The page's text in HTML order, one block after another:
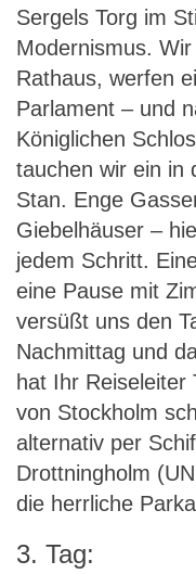
Sergels Torg im
Modernismus.
Rathaus, werfen
Parlament – und
Königlichen
tauchen wir ein in
Stan. Enge
Giebelhäuser –
jedem Schritt.
eine Pause mit
versüßt uns den
Nachmittag und
hat Ihr Reiseleiter
von Stockholm
alternativ per
Drottningholm
die herrliche
3. Tag: